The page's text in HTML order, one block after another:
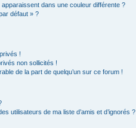
dans une couleur différente ?
défaut » ?
!
non sollicités !
de la part de quelqu’un sur ce forum !
utilisateurs de ma liste d’amis et d’ignorés ?